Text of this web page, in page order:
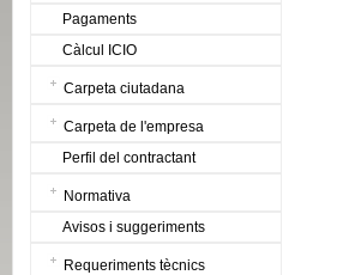
Pagaments
Càlcul ICIO
Carpeta ciutadana
Carpeta de l'empresa
Perfil del contractant
Normativa
Avisos i suggeriments
Requeriments tècnics